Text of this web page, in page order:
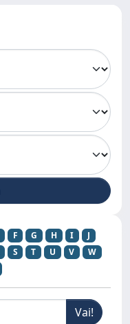
F G H I
J
S T U V
W